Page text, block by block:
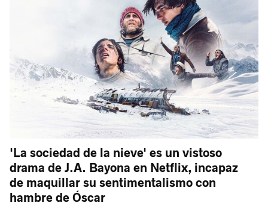
'La sociedad de la nieve' es un vistoso
drama de J.A. Bayona en Netflix, incapaz
de maquillar su sentimentalismo con
hambre de Óscar